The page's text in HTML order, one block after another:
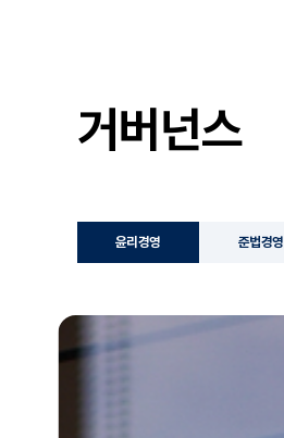
거버넌스
윤리경영 준법경영